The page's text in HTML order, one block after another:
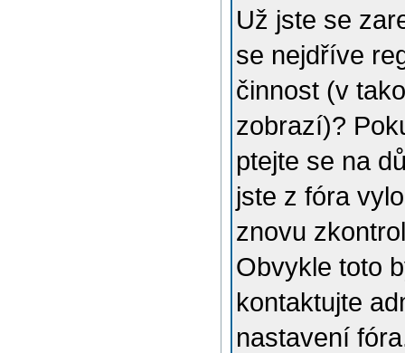
Už jste se
se nejdříve
činnost (v
zobrazí)?
ptejte se na
jste z fóra
znovu
Obvykle toto
kontaktujte
nastavení